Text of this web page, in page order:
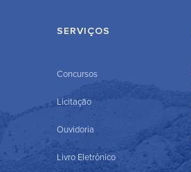
SERVIÇOS
Concursos
Licitação
Ouvidoria
Livro Eletrônico